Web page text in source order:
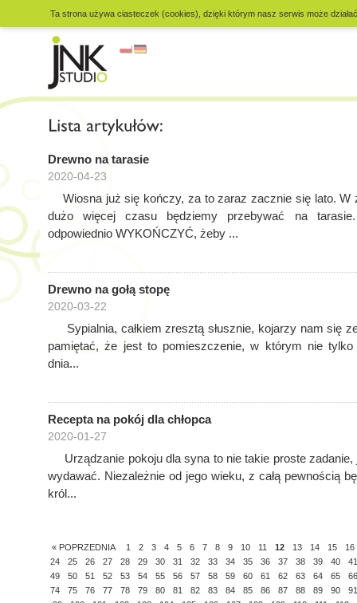
Ta strona używa ciasteczek (cookies), dzięki którym nasz serwis może
Drewno na tarasie
2020-04-23
Wiosna już się kończy, za to zaraz zacznie się lato. W
dużo więcej czasu będziemy przebywać na
odpowiednio WYKOŃCZYĆ, żeby ...
Drewno na gołą stopę
2020-03-22
Sypialnia, całkiem zresztą słusznie, kojarzy nam się
pamiętać, że jest to pomieszczenie, w którym nie
dnia...
Recepta na pokój dla chłopca
2020-01-27
Urządzanie pokoju dla syna to nie takie proste zadanie,
wydawać. Niezależnie od jego wieku, z całą pewnością
król...
« POPRZEDNIA 1 2 3 4 5 6 7 8 9 10 11 12 13 14 15
16
24
25 26 27 28 29 30 31 32 33 34 35 36 37 38 39 40
41
49
50 51 52 53 54 55 56 57 58 59 60 61 62 63 64 65
66
74
75 76 77 78 79 80 81 82 83 84 85 86 87 88 89 90
91